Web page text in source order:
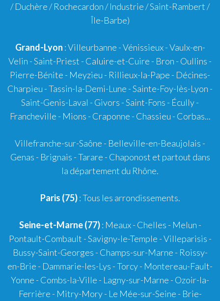
/ Duchère / Rochecardon / Industrie / Saint-Rambert /
Île-Barbe)
Grand-Lyon :Villeurbanne -Vénissieux-Vaulx-en-
Velin -Saint-Priest - Caluire-et-Cuire - Bron - Oullins -
Pierre-Bénite - Meyzieu - Rillieux-la-Pape - Décines-
Charpieu -Tassin-la-Demi-Lune -Sainte-Foy-lès-Lyon -
Saint-Genis-Laval - Givors -Saint-Fons - Écully-
Francheville - Mions - Craponne - Chassieu - Corbas...
Villefranche-sur-Saône - Belleville-en-Beaujolais -
Genas - Brignais -Tarare - Chaponost et partout dans
la département du Rhône.
Paris (75): Tous les arrondissements.
Seine-et-Marne (77): Meaux - Chelles - Melun -
Pontault-Combault - Savigny-le-Temple - Villeparisis -
Bussy-Saint-Georges - Champs-sur-Marne - Roissy-
en-Brie - Dammarie-les-Lys - Torcy - Montereau-Fault-
Yonne - Combs-la-Ville - Lagny-sur-Marne - Ozoir-la-
Ferrière - Mitry-Mory - Le Mée-sur-Seine - Brie-